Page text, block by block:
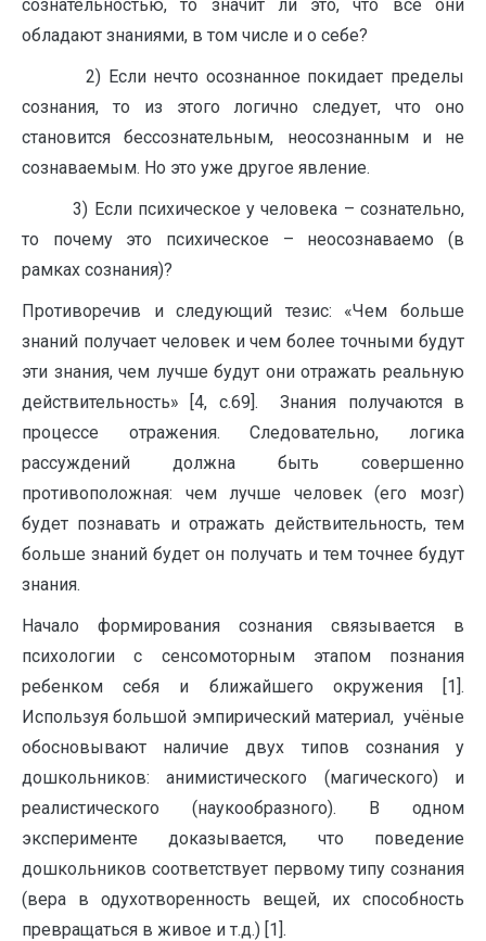
сознательностью, то значит ли это, что все они
обладают знаниями, в том числе и о себе?
2) Если нечто осознанное покидает пределы
сознания, то из этого логично следует, что оно
становится бессознательным, неосознанным и не
сознаваемым. Но это уже другое явление.
3) Если психическое у человека – сознательно,
то почему это психическое – неосознаваемо (в
рамках сознания)?
Противоречив и следующий тезис: «Чем больше
знаний получает чело­век и чем более точными будут
эти знания, чем лучше будут они отражать реальную
действительность» [4, с.69]. Знания получаются в
процессе отражения. Следовательно, логика
рассуждений должна быть совершенно
противоположная: чем лучше человек (его мозг)
будет познавать и отражать действительность, тем
больше знаний будет он получать и тем точнее будут
знания.
Начало формирования сознания связывается в
психологии с сенсомоторным этапом познания
ребенком себя и ближайшего окружения [1].
Используя большой эмпирический материал, учёные
обосновывают наличие двух типов сознания у
дошкольников: анимистического (магического) и
реалистического (наукообразного). В одном
эксперименте доказывается, что поведение
дошкольников соответствует первому типу сознания
(вера в одухотворенность вещей, их способность
превращаться в живое и т.д.) [1].